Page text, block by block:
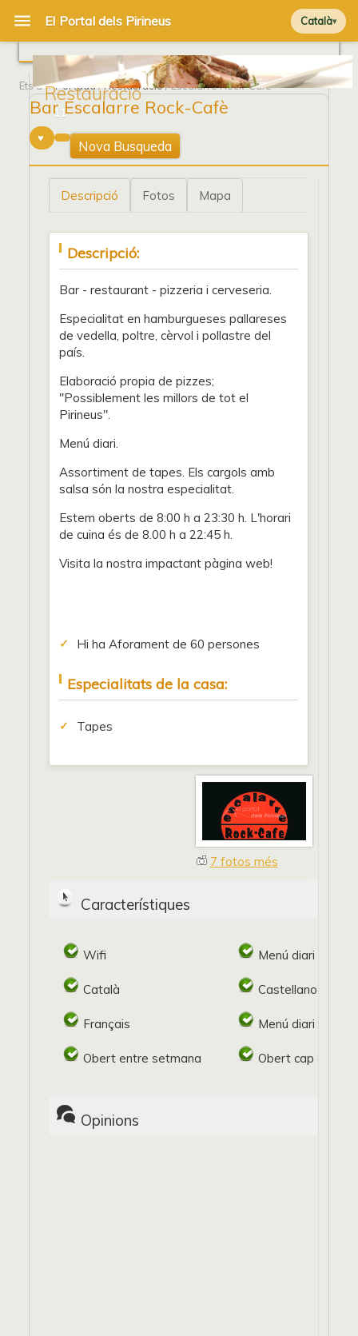
Català
Restauració
Ets a Portada/ Restauració/ Escalarre Rock-Cafè
Bar Escalarre Rock-Cafè
11
Nova Busqueda
Descripció Fotos Mapa
Descripció:
Bar - restaurant - pizzeria i cerveseria.
Especialitat en hamburgueses pallareses
de vedella, poltre, cèrvol i pollastre del
país.
Elaboració propia de pizzes;
"Possiblement les millors de tot el
Pirineus".
Menú diari.
Assortiment de tapes. Els cargols amb
salsa són la nostra especialitat.
Estem oberts de 8:00 h a 23:30 h. L'horari
de cuina és de 8.00 h a 22:45 h.
Visita la nostra impactant pàgina web!
Hi ha Aforament de 60 persones
Especialitats de la casa:
Tapes
7 fotos més
Característiques
Wifi Menú diari
Català Castellano
Français Menú diari
Obert entre setmana Obert cap de
Opinions